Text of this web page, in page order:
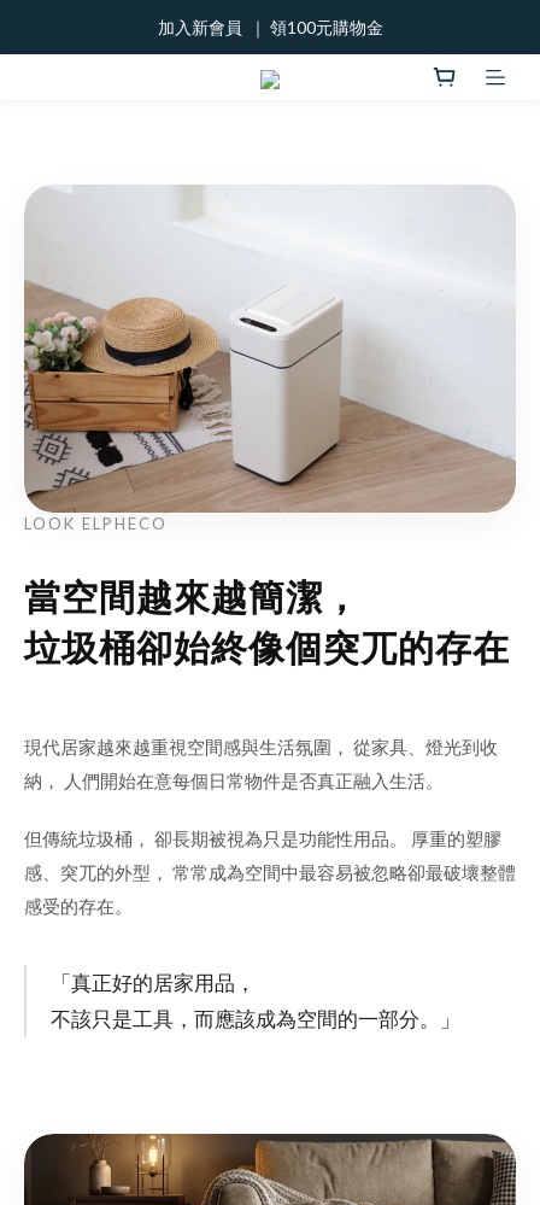
加入新會員  ｜ 領100元購物金
加入新會員  ｜ 領100元購物金
888優惠劵!
LOOK ELPHECO
當空間越來越簡潔，
垃圾桶卻始終像個突兀的存在
現代居家越來越重視空間感與生活氛圍， 從家具、燈光到收
納， 人們開始在意每個日常物件是否真正融入生活。
但傳統垃圾桶， 卻長期被視為只是功能性用品。 厚重的塑膠
感、突兀的外型， 常常成為空間中最容易被忽略卻最破壞整體
感受的存在。
「真正好的居家用品，
不該只是工具，而應該成為空間的一部分。」